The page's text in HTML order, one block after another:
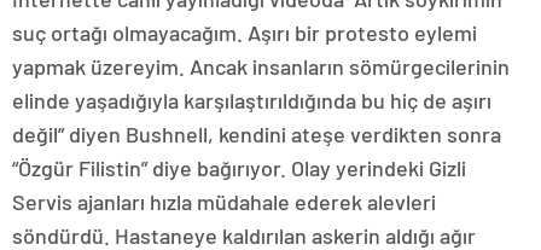
suç ortağı olmayacağım. Aşırı bir protesto eylemi
yapmak üzereyim. Ancak insanların sömürgecilerinin
elinde yaşadığıyla karşılaştırıldığında bu hiç de aşırı
değil” diyen Bushnell, kendini ateşe verdikten sonra
“Özgür Filistin” diye bağırıyor. Olay yerindeki Gizli
Servis ajanları hızla müdahale ederek alevleri
söndürdü. Hastaneye kaldırılan askerin aldığı ağır